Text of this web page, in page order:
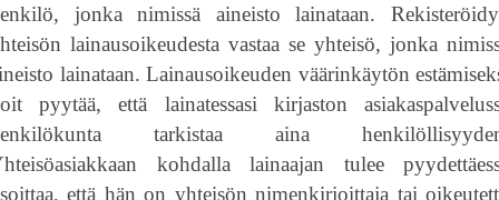
jonka nimissä aineisto lainataan.
lainausoikeudesta vastaa se yhteisö, jonka
lainataan. Lainausoikeuden väärinkäytön
pyytää, että lainatessasi kirjaston
tarkistaa aina
kohdalla lainaajan tulee
että hän on yhteisön nimenkirjoittaja tai